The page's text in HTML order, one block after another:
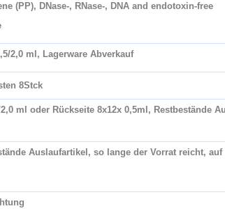
(PP), DNase-, RNase-, DNA and endotoxin-free
2,0 ml, Lagerware Abverkauf
8Stck
ml oder Rückseite 8x12x 0,5ml, Restbestände
Auslaufartikel, so lange der Vorrat reicht, auf